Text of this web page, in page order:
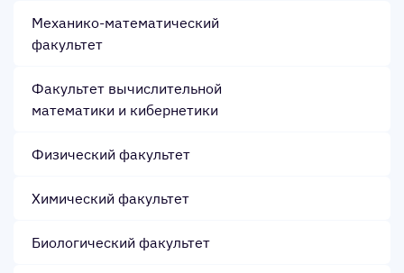
Механико-математический
факультет
Факультет вычислительной
математики и кибернетики
Физический факультет
Химический факультет
Биологический факультет